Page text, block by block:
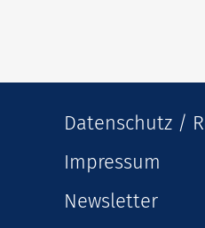
Datenschutz /
Impressum
Newsletter